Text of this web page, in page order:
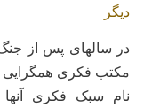
دیگر
در سالهای پس از
مکتب فکری همگرایی
نام سبک فکری آنها